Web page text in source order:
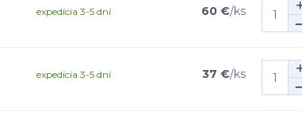
60 €/ks
expedícia 3-5 dní
37 €/ks
expedícia 3-5 dní